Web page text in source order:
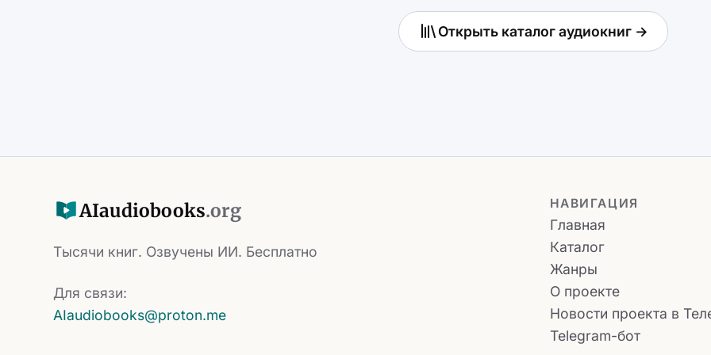
Открыть каталог аудиокниг →
AIaudiobooks.org
Тысячи книг. Озвучены ИИ. Бесплатно
Для связи:
AIaudiobooks@proton.me
НАВИГАЦИЯ
Главная
Каталог
Жанры
О проекте
Новости проекта в
Telegram-бот